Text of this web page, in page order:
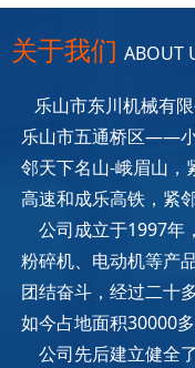
关于我们 ABOUT
乐山市东川机械有
乐山市五通桥区——小
邻天下名山-峨眉山，
高速和成乐高铁，紧
公司成立于1997年
粉碎机、电动机等产
团结奋斗，经过二十
如今占地面积30000
公司先后建立健全